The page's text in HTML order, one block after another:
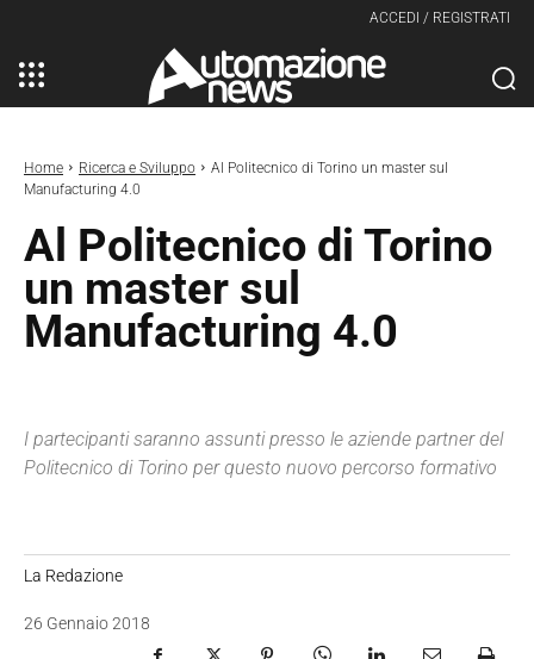
ACCEDI / REGISTRATI
Home Ricerca e Sviluppo
Al Politecnico di Torino un master sul
Manufacturing 4.0
Al Politecnico di Torino
un master sul
Manufacturing 4.0
I partecipanti saranno assunti presso le aziende partner del
Politecnico di Torino per questo nuovo percorso formativo
La Redazione
26 Gennaio 2018